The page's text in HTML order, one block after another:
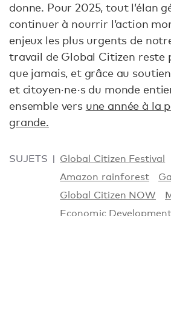
donne. Pour 2025, tout l’élan
continuer à nourrir l’action
enjeux les plus urgents de
travail de Global Citizen reste
que jamais, et grâce au
et citoyen·ne·s du monde
ensemble vers une année à la
grande.
SUJETS
Global Citizen Festival
Amazon rainforest
Global Citizen NOW
Economic